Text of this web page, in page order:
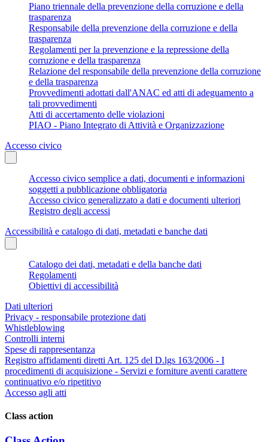
Piano triennale della prevenzione della corruzione e della
trasparenza
Responsabile della prevenzione della corruzione e della
trasparenza
Regolamenti per la prevenzione e la repressione della
corruzione e della trasparenza
Relazione del responsabile della prevenzione della corruzione
e della trasparenza
Provvedimenti adottati dall'ANAC ed atti di adeguamento a
tali provvedimenti
Atti di accertamento delle violazioni
PIAO - Piano Integrato di Attività e Organizzazione
Accesso civico
Accesso civico semplice a dati, documenti e informazioni
soggetti a pubblicazione obbligatoria
Accesso civico generalizzato a dati e documenti ulteriori
Registro degli accessi
Accessibilità e catalogo di dati, metadati e banche dati
Catalogo dei dati, metadati e della banche dati
Regolamenti
Obiettivi di accessibilità
Dati ulteriori
Privacy - responsabile protezione dati
Whistleblowing
Controlli interni
Spese di rappresentanza
Registro affidamenti diretti Art. 125 del D.lgs 163/2006 - I
procedimenti di acquisizione - Servizi e forniture aventi carattere
continuativo e/o ripetitivo
Accesso agli atti
Class action